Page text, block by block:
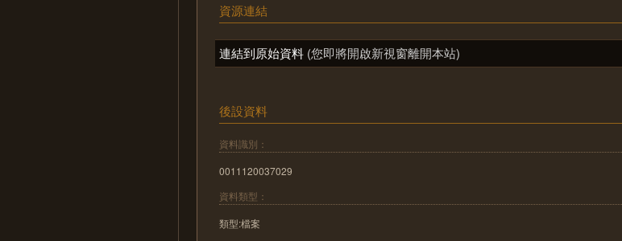
資源連結
連結到原始資料 (您即將開啟新視窗離開本站)
後設資料
資料識別：
0011120037029
資料類型：
類型:檔案